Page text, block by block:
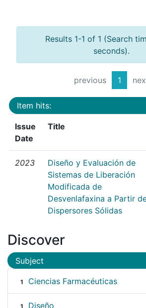
Results 1-1 of 1 (Search
seconds).
previous 1
Item hits:
Issue
Date
Title
2023
Diseño y Evaluación de
Sistemas de Liberación
Modificada de
Desvenlafaxina a Partir
Dispersores Sólidas
Discover
Subject
1 Ciencias Farmacéuticas
1 Diseño